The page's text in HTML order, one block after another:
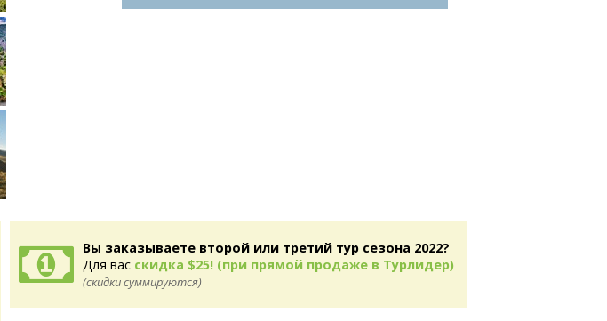
Вы заказываете второй или третий тур сезона 2022?
Для вас скидка $25! (при прямой продаже в Турлидер)
(скидки суммируются)